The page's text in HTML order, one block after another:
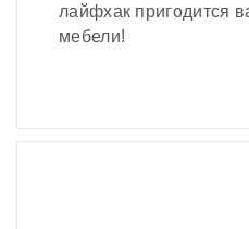
лайфхак пригодится
мебели!